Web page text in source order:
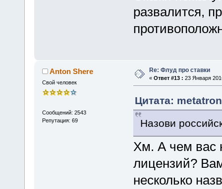
развалится,
Anton Shere
Свой человек
Сообщений: 2543
Репутация: 69
Re: Флуд про ставки
« Ответ #13 : 23 Января
Цитата:
Назови
Хм. А чем вас
лицензий?
несколько